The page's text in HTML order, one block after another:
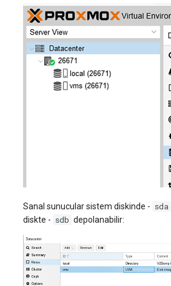
Sanal sunucular sistem diskinde - sda
diskte - sdb depolanabilir: